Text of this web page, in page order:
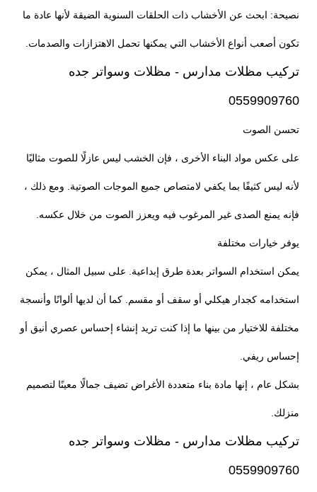
نصيحة: ابحث عن الأخشاب ذات الحلقات السنوية الضيقة لأنها عادة ما
تكون أصعب أنواع الأخشاب التي يمكنها تحمل الاهتزازات والصدمات.
تركيب مظلات مدارس - مظلات وسواتر جده
0559909760
تحسن الصوت
على عكس مواد البناء الأخرى ، فإن الخشب ليس عازلًا للصوت مثاليًا
لأنه ليس كثيفًا بما يكفي لامتصاص جميع الموجات الصوتية. ومع ذلك ،
فإنه يمنع الصدى غير المرغوب فيه ويعزز الصوت من خلال عكسه.
يوفر خيارات مختلفة
يمكن استخدام السواتر بعدة طرق إبداعية. على سبيل المثال ، يمكن
استخدامه كجدار هيكلي أو سقف أو مقسم. كما أن لديها ألوانًا وأنسجة
مختلفة للاختيار من بينها ما إذا كنت تريد إنشاء إحساس عصري أنيق أو
إحساس ريفي.
بشكل عام ، إنها مادة بناء متعددة الأغراض تضيف جمالًا معينًا لتصميم
منزلك.
تركيب مظلات مدارس - مظلات وسواتر جده
0559909760